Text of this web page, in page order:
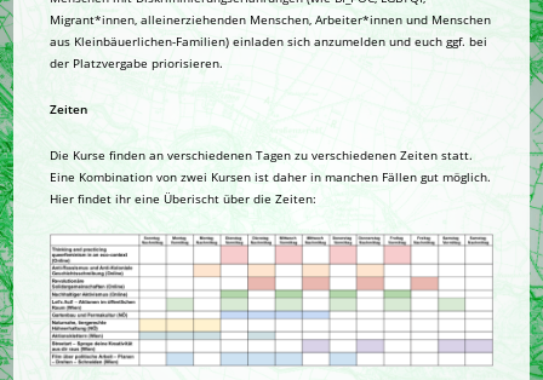
Migrant*innen, alleinerziehenden Menschen, Arbeiter*innen und Menschen
aus Kleinbäuerlichen-Familien) einladen sich anzumelden und euch ggf. bei
der Platzvergabe priorisieren.
Zeiten
Die Kurse finden an verschiedenen Tagen zu verschiedenen Zeiten statt.
Eine Kombination von zwei Kursen ist daher in manchen Fällen gut möglich.
Hier findet ihr eine Überischt über die Zeiten: